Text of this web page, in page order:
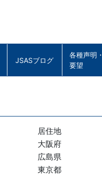
JSASブログ
各種声明・
要望
居住地
大阪府
広島県
東京都